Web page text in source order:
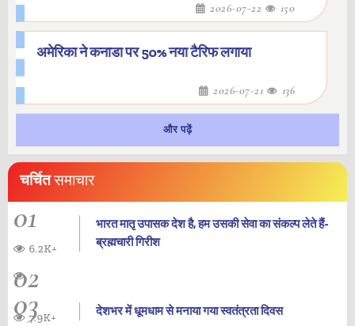
2026-07-22 150
अमेरिका ने कनाडा पर 50% नया टैरिफ लगाया
2026-07-21 136
और पढ़ें
चर्चितसमाचार
01
भारत मातृ उपासक देश है, हम उसकी सेवा का संकल्प लेते हैं-
ब्रह्मचारी गिरीश
6.2K+
02
03 देशभर में धूमधाम से मनाया गया स्वतंत्रता दिवस
7.9K+